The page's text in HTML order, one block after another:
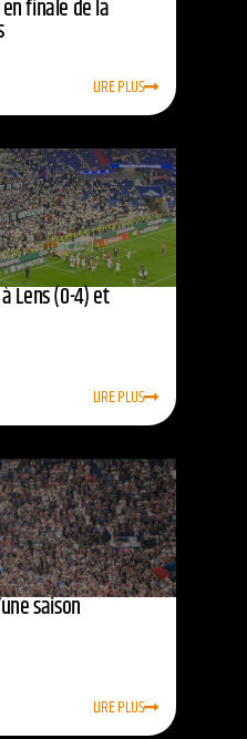
finale de la
LIRE PLUS
Lens (0-4) et
LIRE PLUS
saison
LIRE PLUS